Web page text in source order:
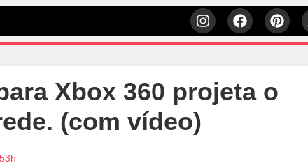
Xbox 360 projeta o
(com vídeo)